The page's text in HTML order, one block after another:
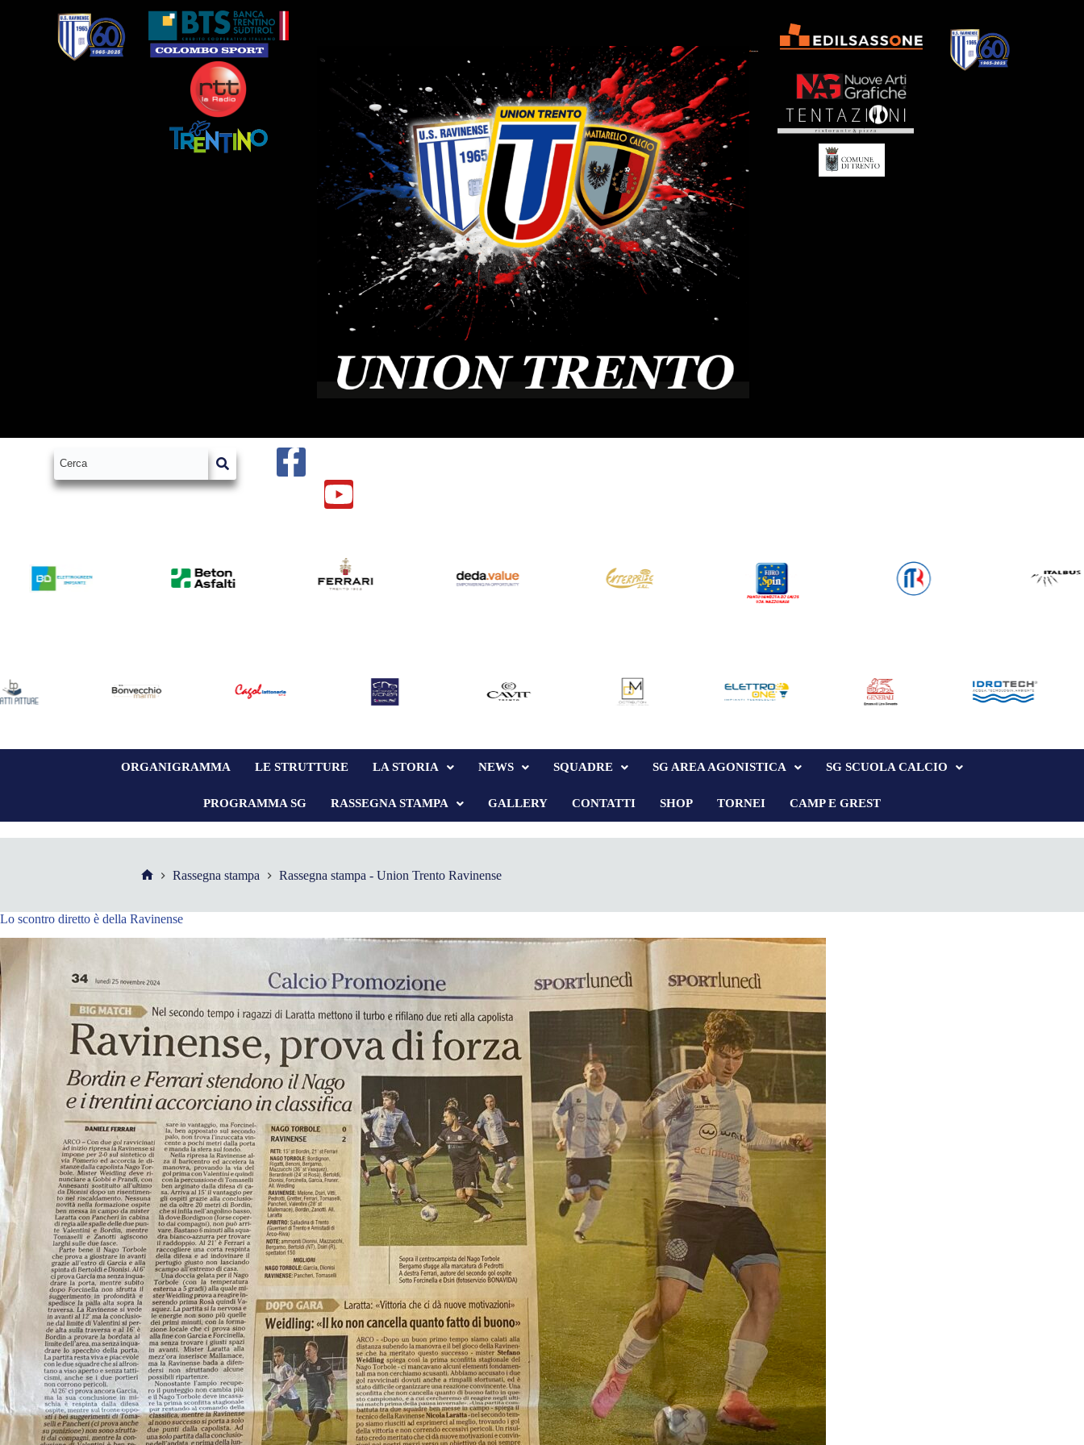
ORGANIGRAMMA LE STRUTTURE LA STORIA NEWS SQUADRE SG AREA AGONISTICA SG SCUOLA CALCIO
PROGRAMMA SG RASSEGNA STAMPA GALLERY CONTATTI SHOP TORNEI CAMP E GREST
Rassegna stampa Rassegna stampa - Union Trento Ravinense
Lo scontro diretto è della Ravinense